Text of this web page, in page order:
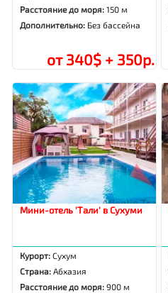
Расстояние до моря:150 м
Дополнительно: Без бассейна
от 340$ + 350р.
Мини-отель 'Тали' в Сухуми
Курорт:Сухум
Страна:Абхазия
Расстояние до моря:900 м